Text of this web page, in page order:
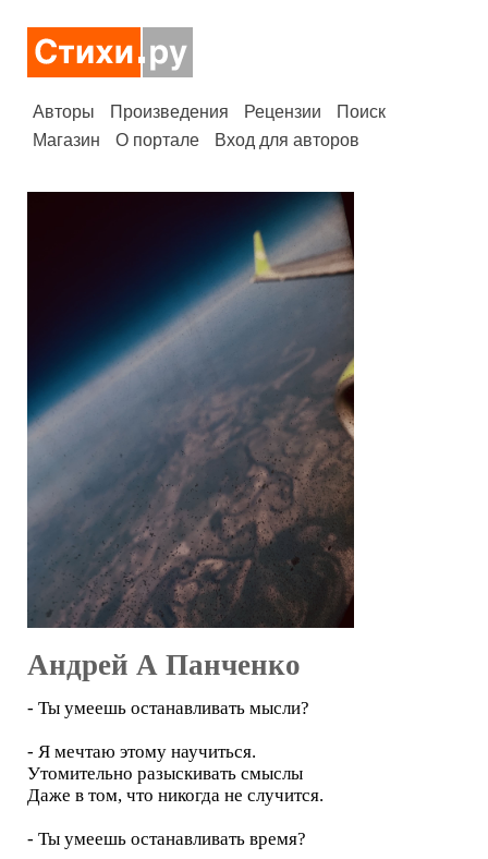
Авторы Произведения Рецензии
Поиск
Магазин
О портале Вход для авторов
Андрей А Панченко
- Ты умеешь останавливать мысли?
- Я мечтаю этому научиться.
Утомительно разыскивать смыслы
Даже в том, что никогда не случится.
- Ты умеешь останавливать время?